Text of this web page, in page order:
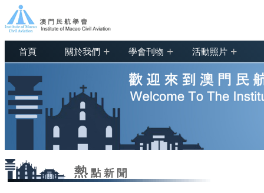
首頁 關於我們 + 學會刊物 + 活動照片 +